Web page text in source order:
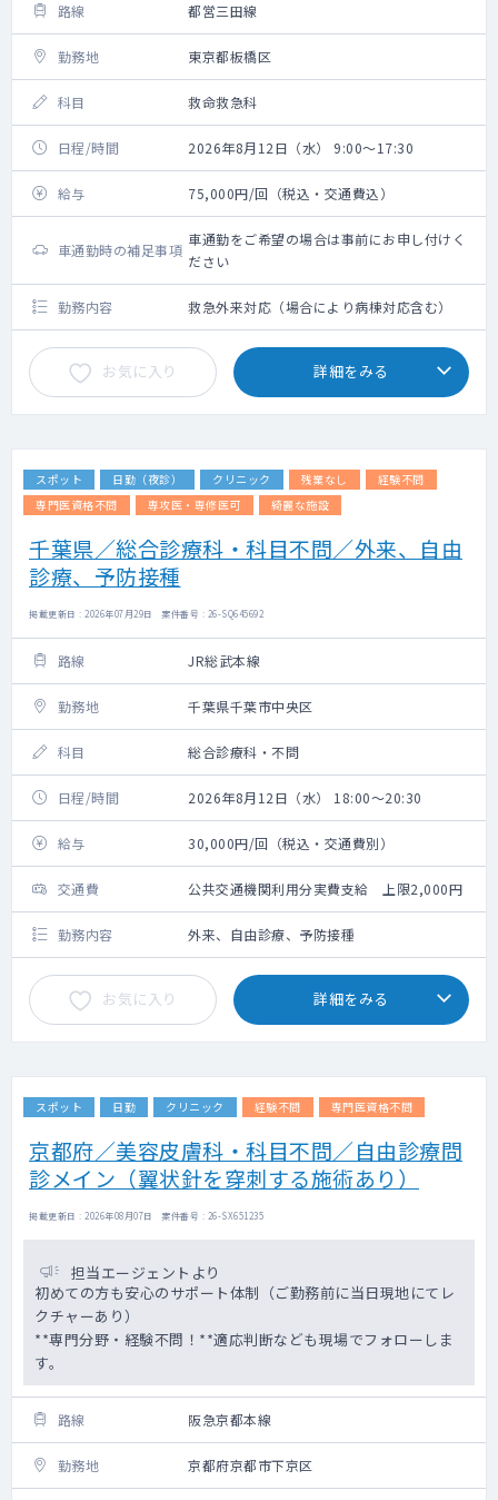
路線 都営三田線
勤務地 東京都板橋区
科目 救命救急科
日程/時間 2026年8月12日（水） 9:00～17:30
給与 75,000円/回（税込・交通費込）
車通勤時の補足事項
車通勤をご希望の場合は事前にお申し付けく
ださい
勤務内容 救急外来対応（場合により病棟対応含む）
お気に入り 詳細をみる
スポット 日勤（夜診） クリニック 残業なし
経験不問
専門医資格不問
専攻医・専修医可 綺麗な施設
千葉県／総合診療科・科目不問／外来、自由
診療、予防接種
掲載更新日 : 2026年07月29日 案件番号 : 26-SQ645692
路線 JR総武本線
勤務地 千葉県千葉市中央区
科目 総合診療科・不問
日程/時間 2026年8月12日（水） 18:00～20:30
給与 30,000円/回（税込・交通費別）
交通費 公共交通機関利用分実費支給 上限2,000円
勤務内容 外来、自由診療、予防接種
お気に入り 詳細をみる
スポット 日勤 クリニック 経験不問 専門医資格不問
京都府／美容皮膚科・科目不問／自由診療問
診メイン（翼状針を穿刺する施術あり）
掲載更新日 : 2026年08月07日 案件番号 : 26-SX651235
担当エージェントより
初めての方も安心のサポート体制（ご勤務前に当日現地にてレ
クチャーあり）
**専門分野・経験不問！**適応判断なども現場でフォローしま
す。
路線 阪急京都本線
勤務地 京都府京都市下京区